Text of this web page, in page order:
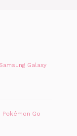
Galaxy
Go